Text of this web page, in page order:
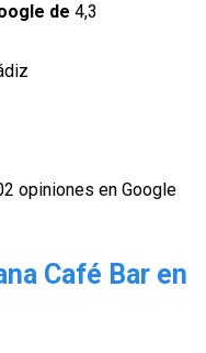
de 4,3
opiniones en Google
Café Bar en